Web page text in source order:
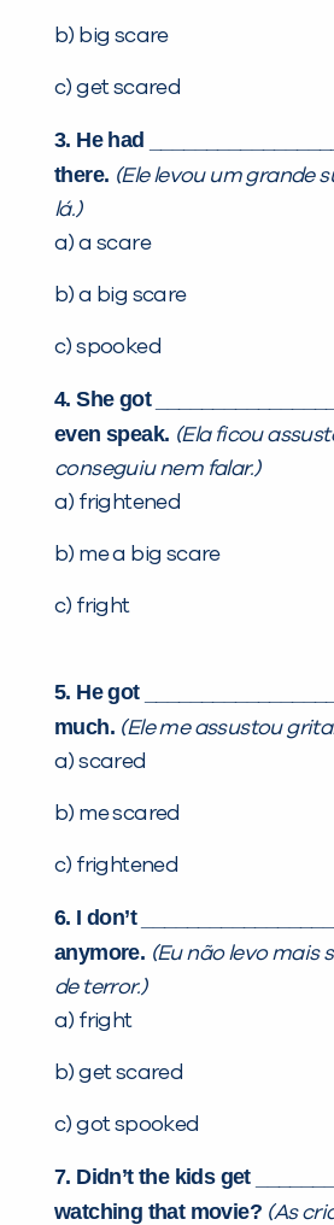
b) big scare
c) get scared
3. He had
there. (Ele levou um grande
lá.)
a) a scare
b) a big scare
c) spooked
4. She got
even speak. (Ela ficou
conseguiu nem falar.)
a) frightened
b) me a big scare
c) fright
5. He got
much. (Ele me assustou
a) scared
b) me scared
c) frightened
6. I don’t
anymore. (Eu não levo mais
de terror.)
a) fright
b) get scared
c) got spooked
7. Didn’t the kids get
watching that movie? (As